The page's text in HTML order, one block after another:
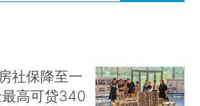
社保降至一
高可贷340